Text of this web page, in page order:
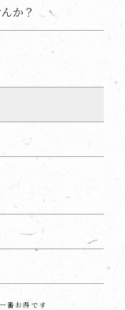
か？
番お得です